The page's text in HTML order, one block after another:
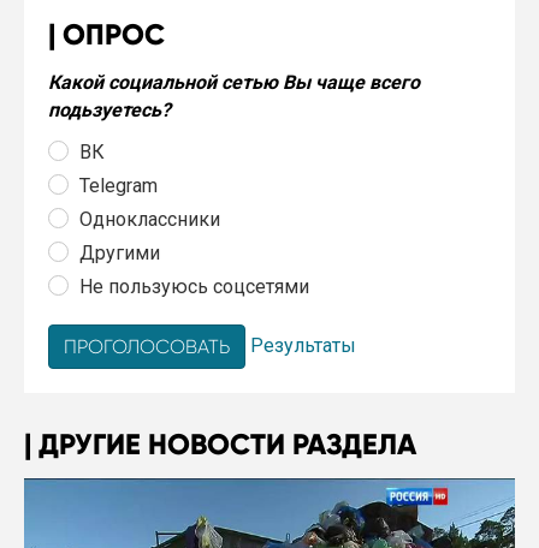
ОПРОС
Какой социальной сетью Вы чаще всего
подьзуетесь?
ВК
Telegram
Одноклассники
Другими
Не пользуюсь соцсетями
Результаты
ДРУГИЕ НОВОСТИ РАЗДЕЛА